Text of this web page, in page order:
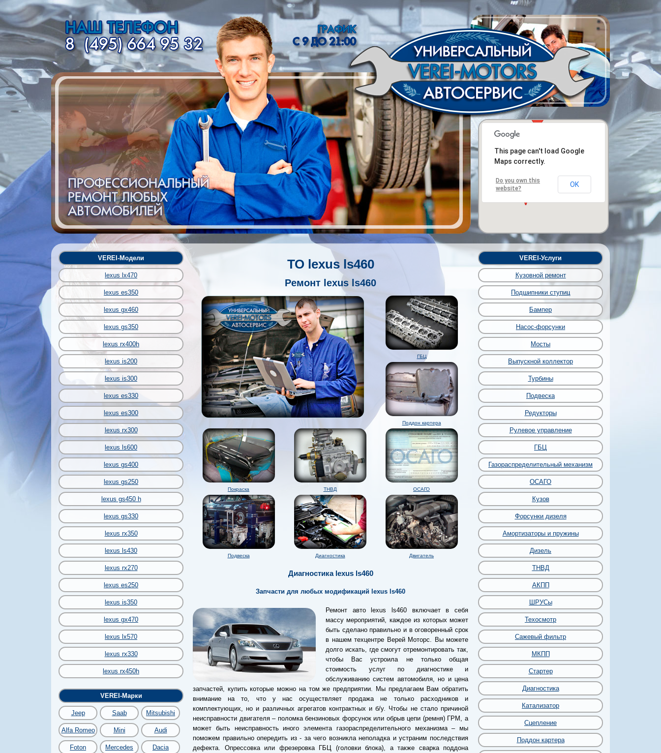
This page can't load Google
Maps correctly.
Do you own this
website?
OK
VEREI-Модели
lexus lx470
lexus es350
lexus gx460
lexus gs350
lexus rx400h
lexus is200
lexus is300
lexus es330
lexus es300
lexus rx300
lexus ls600
lexus gs400
lexus gs250
lexus gs450 h
lexus gs330
lexus rx350
lexus ls430
lexus rx270
lexus es250
lexus is350
lexus gx470
lexus lx570
lexus rx330
lexus rx450h
VEREI-Марки
Jeep Saab Mitsubishi
Alfa Romeo Mini Audi
Foton Mercedes Dacia
ТО lexus ls460
Ремонт lexus ls460
ГБЦ
Поддон картера
Покраска ТНВД ОСАГО
Подвеска Диагностика Двигатель
Диагностика lexus ls460
Запчасти для любых модификаций lexus ls460
Ремонт авто lexus ls460 включает в себя
массу мероприятий, каждое из которых может
быть сделано правильно и в оговоренный срок
в нашем техцентре Верей Моторс. Вы можете
долго искать, где смогут отремонтировать так,
чтобы Вас устроила не только общая
стоимость услуг по диагностике и
обслуживанию систем автомобиля, но и цена
запчастей, купить которые можно на том же предприятии. Мы предлагаем Вам обратить
внимание на то, что у нас осуществляет продажа не только расходников и
комплектующих, но и различных агрегатов контрактных и б/у. Чтобы не стало причиной
неисправности двигателя – поломка бензиновых форсунок или обрыв цепи (ремня) ГРМ, а
может быть неисправность иного элемента газораспределительного механизма – мы
поможем правильно опередить из - за чего возникла неполадка и устраним последствия
дефекта. Опрессовка или фрезеровка ГБЦ (головки блока), а также сварка поддона
VEREI-Услуги
Кузовной ремонт
Подшипники ступиц
Бампер
Насос-форсунки
Мосты
Выпускной коллектор
Турбины
Подвеска
Редукторы
Рулевое управление
ГБЦ
Газораспределительный механизм
ОСАГО
Кузов
Форсунки дизеля
Амортизаторы и пружины
Дизель
ТНВД
АКПП
ШРУСы
Техосмотр
Сажевый фильтр
МКПП
Стартер
Диагностика
Катализатор
Сцепление
Поддон картера